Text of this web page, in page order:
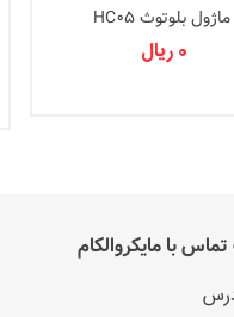
ماژول بلوتوث HC05
0 ریال
با مایکروالکام